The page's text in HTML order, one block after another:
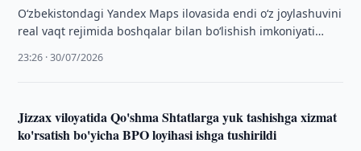
O‘zbekistondagi Yandex Maps ilovasida endi o‘z joylashuvini
real vaqt rejimida boshqalar bilan bo‘lishish imkoniyati
23:26 · 30/07/2026
Jizzax viloyatida Qo'shma Shtatlarga yuk tashishga xizmat
ko'rsatish bo'yicha BPO loyihasi ishga tushirildi